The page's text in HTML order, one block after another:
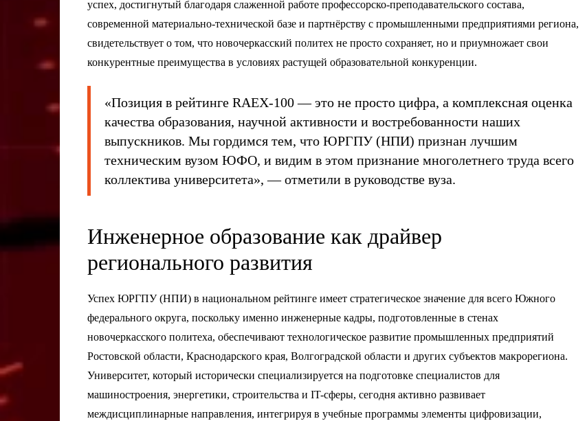
успех, достигнутый благодаря слаженной работе профессорско-преподавательского состава,
современной материально-технической базе и партнёрству с промышленными предприятиями региона,
свидетельствует о том, что новочеркасский политех не просто сохраняет, но и приумножает свои
конкурентные преимущества в условиях растущей образовательной конкуренции.
«Позиция в рейтинге RAEX-100 — это не просто цифра, а комплексная оценка
качества образования, научной активности и востребованности наших
выпускников. Мы гордимся тем, что ЮРГПУ (НПИ) признан лучшим
техническим вузом ЮФО, и видим в этом признание многолетнего труда всего
коллектива университета», — отметили в руководстве вуза.
Инженерное образование как драйвер
регионального развития
Успех ЮРГПУ (НПИ) в национальном рейтинге имеет стратегическое значение для всего Южного
федерального округа, поскольку именно инженерные кадры, подготовленные в стенах
новочеркасского политеха, обеспечивают технологическое развитие промышленных предприятий
Ростовской области, Краснодарского края, Волгоградской области и других субъектов макрорегиона.
Университет, который исторически специализируется на подготовке специалистов для
машиностроения, энергетики, строительства и IT-сферы, сегодня активно развивает
междисциплинарные направления, интегрируя в учебные программы элементы цифровизации,